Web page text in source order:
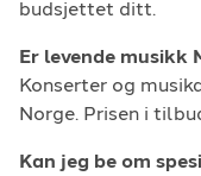
budsjettet ditt.
Er levende musikk
Konserter og
Norge. Prisen i
Kan jeg be om